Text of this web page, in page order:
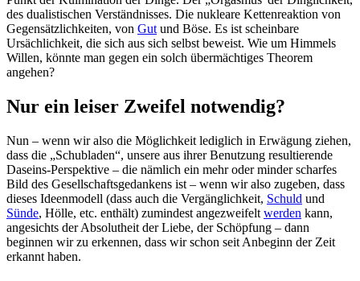
des dualistischen Verständnisses. Die nukleare Kettenreaktion von
Gegensätzlichkeiten, von Gut und Böse. Es ist scheinbare
Ursächlichkeit, die sich aus sich selbst beweist. Wie um Himmels
Willen, könnte man gegen ein solch übermächtiges Theorem
angehen?
Nur ein leiser Zweifel notwendig?
Nun – wenn wir also die Möglichkeit lediglich in Erwägung ziehen,
dass die „Schubladen“, unsere aus ihrer Benutzung resultierende
Daseins-Perspektive – die nämlich ein mehr oder minder scharfes
Bild des Gesellschaftsgedankens ist – wenn wir also zugeben, dass
dieses Ideenmodell (dass auch die Vergänglichkeit, Schuld und
Sünde, Hölle, etc. enthält) zumindest angezweifelt werden kann,
angesichts der Absolutheit der Liebe, der Schöpfung – dann
beginnen wir zu erkennen, dass wir schon seit Anbeginn der Zeit
erkannt haben.